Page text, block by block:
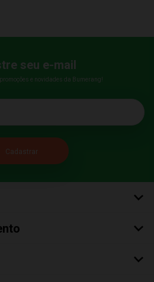
seu e-mail
e novidades da Bumerang!